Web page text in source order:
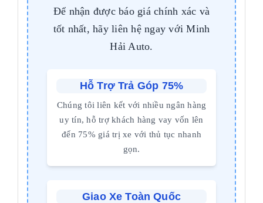
Để nhận được báo giá chính xác và
tốt nhất, hãy liên hệ ngay với Minh
Hải Auto.
Hỗ Trợ Trả Góp 75%
Chúng tôi liên kết với nhiều ngân hàng
uy tín, hỗ trợ khách hàng vay vốn lên
đến 75% giá trị xe với thủ tục nhanh
gọn.
Giao Xe Toàn Quốc